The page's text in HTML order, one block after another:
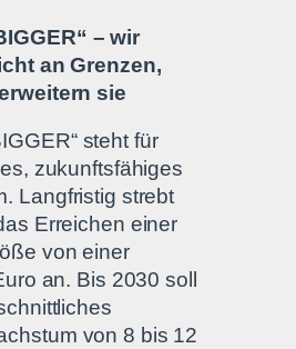
– wir
an Grenzen,
sie
steht für
zukunftsfähiges
Langfristig strebt
Erreichen einer
von einer
an. Bis 2030 soll
von 8 bis 12